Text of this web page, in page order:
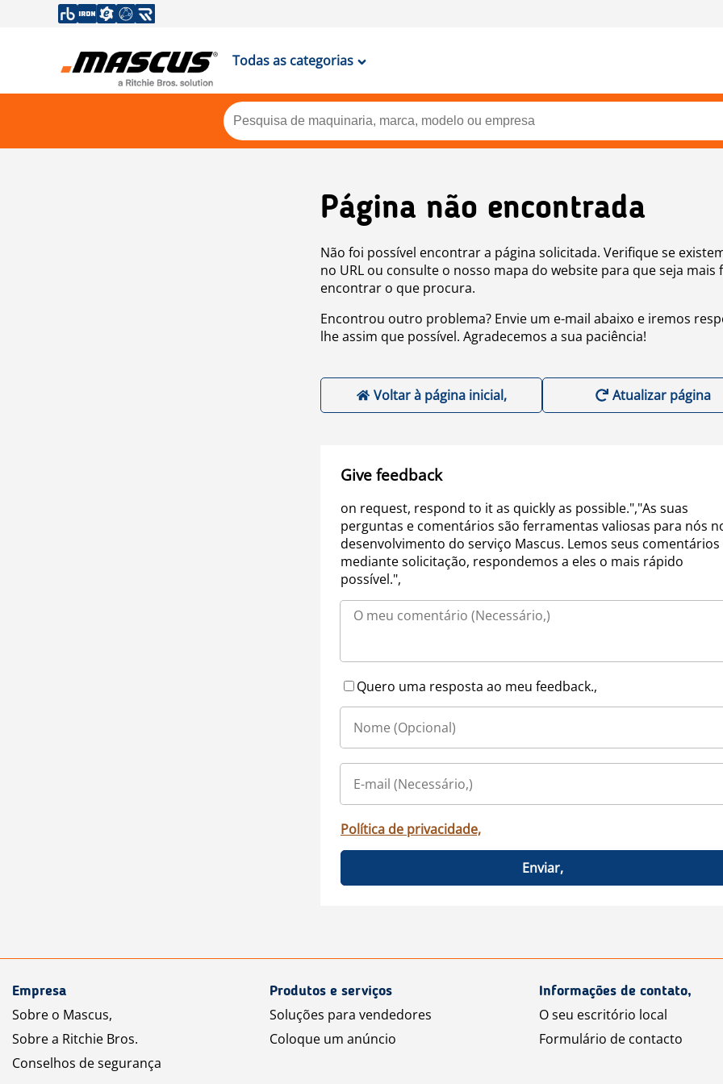
Todas as categorias
Página não encontrada
Não foi possível encontrar a página solicitada. Verifique se
no URL ou consulte o nosso mapa do website para que seja mais
encontrar o que procura.
Encontrou outro problema? Envie um e-mail abaixo e iremos
lhe assim que possível. Agradecemos a sua paciência!
Voltar à página inicial, Atualizar página
Give feedback
on request, respond to it as quickly as possible.","As suas
perguntas e comentários são ferramentas valiosas para nós
desenvolvimento do serviço Mascus. Lemos seus comentários
mediante solicitação, respondemos a eles o mais rápido
possível.",
Quero uma resposta ao meu feedback.,
Política de privacidade,
Enviar,
Empresa
Sobre o Mascus,
Sobre a Ritchie Bros.
Conselhos de segurança
Produtos e serviços
Soluções para vendedores
Coloque um anúncio
Informações de contato,
O seu escritório local
Formulário de contacto